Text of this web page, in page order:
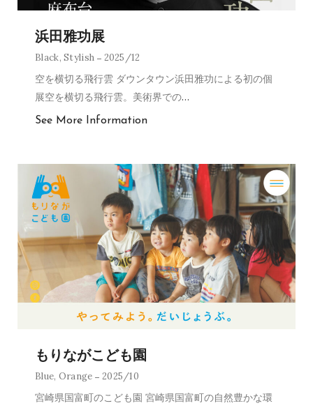
浜田雅功展
Black,Stylish 2025/12
空を横切る飛行雲 ダウンタウン浜田雅功による初の個
展空を横切る飛行雲。美術界での…
See More Information
もりながこども園
Blue, Orange 2025/10
宮崎県国富町のこども園 宮崎県国富町の自然豊かな環